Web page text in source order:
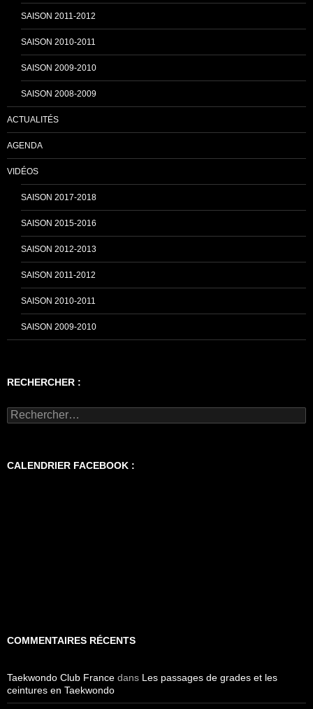
n
SAISON 2011-2012
SAISON 2010-2011
SAISON 2009-2010
SAISON 2008-2009
ACTUALITÉS
AGENDA
VIDÉOS
SAISON 2017-2018
SAISON 2015-2016
SAISON 2012-2013
SAISON 2011-2012
SAISON 2010-2011
SAISON 2009-2010
RECHERCHER :
Rechercher :
CALENDRIER FACEBOOK :
COMMENTAIRES RÉCENTS
Taekwondo Club France dans Les passages de grades et les
ceintures en Taekwondo